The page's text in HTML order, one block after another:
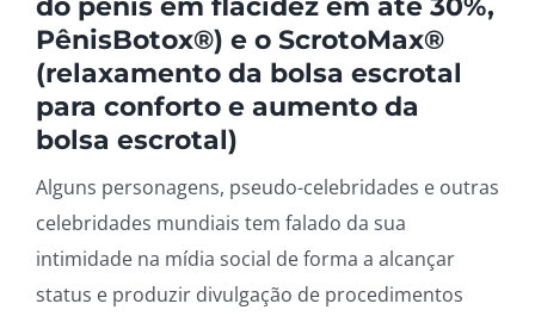
do pênis em flacidez em até 30%,
PênisBotox®) e o ScrotoMax®
(relaxamento da bolsa escrotal
para conforto e aumento da
bolsa escrotal)
Alguns personagens, pseudo-celebridades e outras
celebridades mundiais tem falado da sua
intimidade na mídia social de forma a alcançar
status e produzir divulgação de procedimentos